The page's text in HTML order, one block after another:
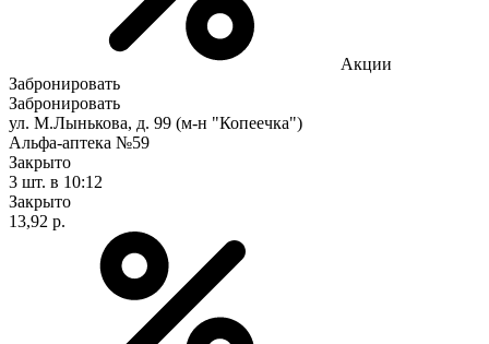
Акции
Забронировать
Забронировать
ул. М.Лынькова, д. 99 (м-н "Копеечка")
Альфа-аптека №59
Закрыто
3 шт. в 10:12
Закрыто
13,92 р.